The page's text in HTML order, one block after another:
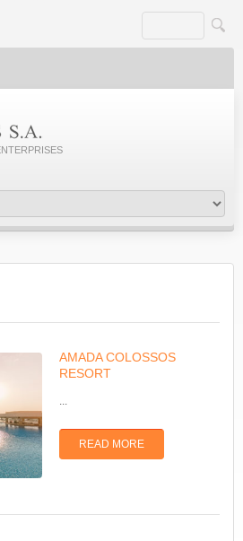
AMADA COLOSSOS
RESORT
...
READ MORE